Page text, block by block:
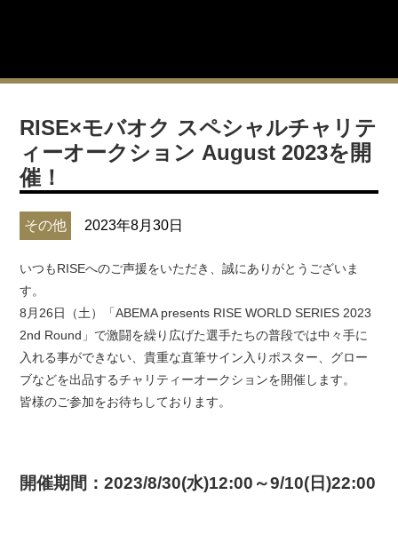
RISE×モバオク スペシャルチャリテ
ィーオークション August 2023を開
催！
その他 2023年8月30日
いつもRISEへのご声援をいただき、誠にありがとうございま
す。
8月26日（土）「ABEMA presents RISE WORLD SERIES 2023
2nd Round」で激闘を繰り広げた選手たちの普段では中々手に
入れる事ができない、貴重な直筆サイン入りポスター、グロー
ブなどを出品するチャリティーオークションを開催します。
皆様のご参加をお待ちしております。
開催期間：2023/8/30(水)12:00～9/10(日)22:00